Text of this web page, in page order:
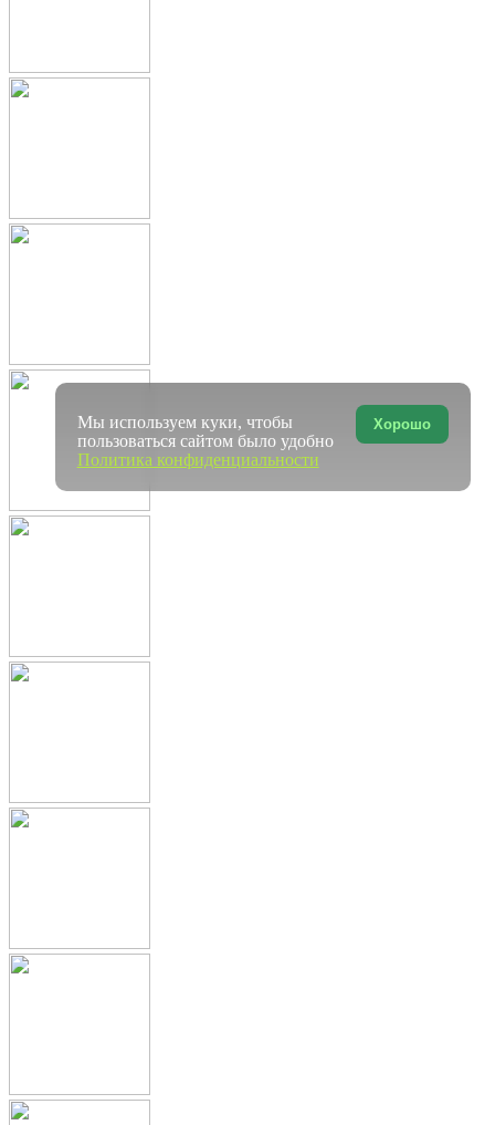
Хорошо
Мы используем куки, чтобы
пользоваться сайтом было удобно
Политика конфиденциальности